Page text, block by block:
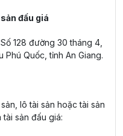
đấu giá
128 đường 30 tháng 4,
Quốc, tỉnh An Giang.
lô tài sản hoặc tài sản
sản đấu giá: